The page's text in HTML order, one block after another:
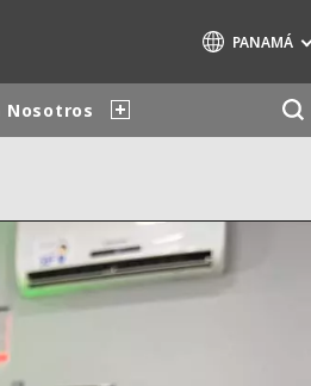
PANAMÁ
& CONSULTING
WASTE EUROPE
SOLUCIONES GLOBALES
Nosotros